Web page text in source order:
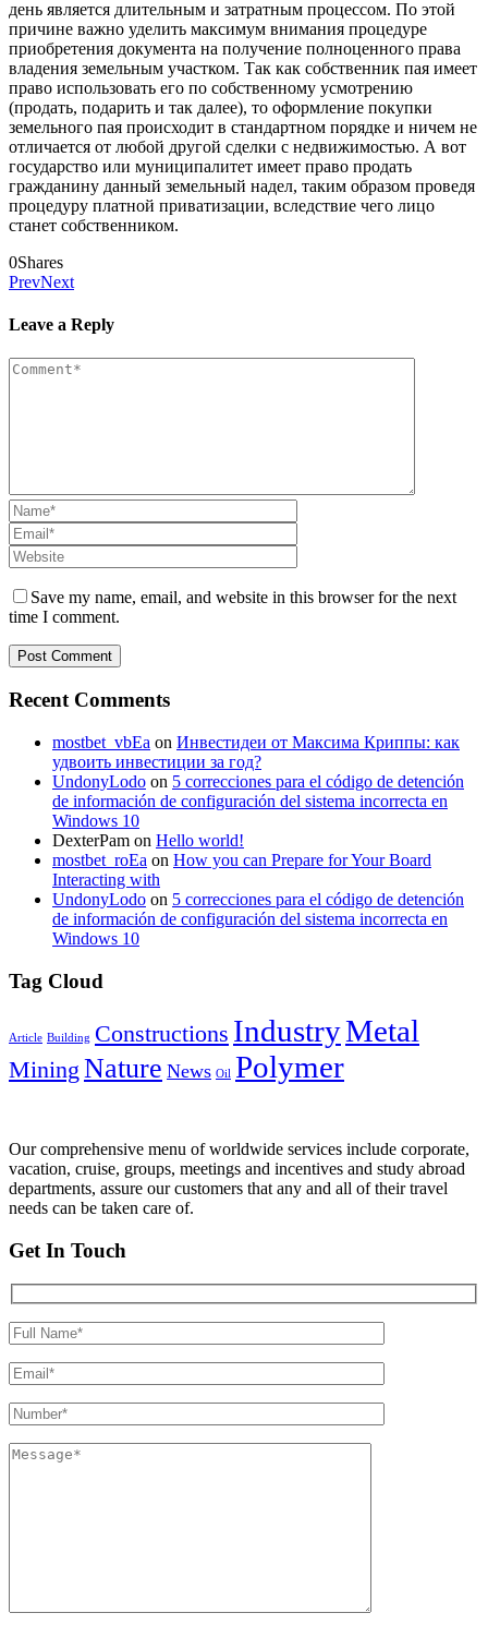
день является длительным и затратным процессом. По этой
причине важно уделить максимум внимания процедуре
приобретения документа на получение полноценного права
владения земельным участком. Так как собственник пая имеет
право использовать его по собственному усмотрению
(продать, подарить и так далее), то оформление покупки
земельного пая происходит в стандартном порядке и ничем не
отличается от любой другой сделки с недвижимостью. А вот
государство или муниципалитет имеет право продать
гражданину данный земельный надел, таким образом проведя
процедуру платной приватизации, вследствие чего лицо
станет собственником.
0Shares
PrevNext
Leave a Reply
Save my name, email, and website in this browser for the next
time I comment.
Recent Comments
mostbet_vbEa on Инвестидеи от Максима Криппы: как
удвоить инвестиции за год?
UndonyLodo on 5 correcciones para el código de detención
de información de configuración del sistema incorrecta en
Windows 10
DexterPam on Hello world!
mostbet_roEa on How you can Prepare for Your Board
Interacting with
UndonyLodo on 5 correcciones para el código de detención
de información de configuración del sistema incorrecta en
Windows 10
Tag Cloud
Article Building Constructions IndustryMetal
Mining Nature News Oil Polymer
Our comprehensive menu of worldwide services include corporate,
vacation, cruise, groups, meetings and incentives and study abroad
departments, assure our customers that any and all of their travel
needs can be taken care of.
Get In Touch